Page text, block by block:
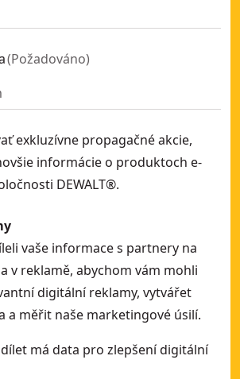
(Požadováno)
exkluzívne propagačné akcie,
informácie o produktoch e-
DEWALT®.
vaše informace s partnery na
v reklamě, abychom vám mohli
digitální reklamy, vytvářet
a měřit naše marketingové úsilí.
má data pro zlepšení digitální